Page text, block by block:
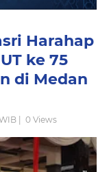
Harahap
ke 75
di Medan
| 0 Views